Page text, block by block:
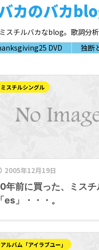
カのバカ
チルバカなblog。歌詞分
DVD 独断
2005年12月19日
ミスチルシングル
年前に買った、ミスチ
「es」・・・。
アルバム「アイラブユー」